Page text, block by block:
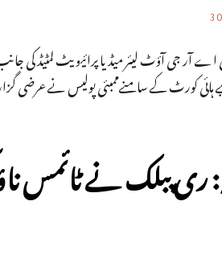
آر جی آؤٹ لیئر میڈیا پرائیویٹ لمٹیڈ کی
ہائی کورٹ کے سامنےممبئی پولیس نے عرضی
ری پبلک نے ٹائمس